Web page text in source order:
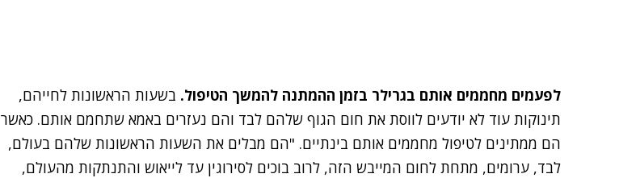
לפעמים מחממים אותם בגרילר בזמן ההמתנה להמשך הטיפול. בשעות הראשונות לחייהם,
תינוקות עוד לא יודעים לווסת את חום הגוף שלהם לבד והם נעזרים באמא שתחמם אותם. כאשר
הם ממתינים לטיפול מחממים אותם בינתיים. "הם מבלים את השעות הראשונות שלהם בעולם,
לבד, ערומים, מתחת לחום המייבש הזה, לרוב בוכים לסירוגין עד לייאוש והתנתקות מהעולם,